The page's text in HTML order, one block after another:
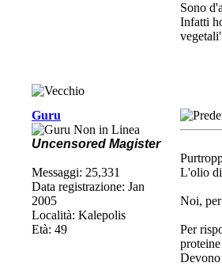
Sono
Infatti
Guru
Uncensored Magister
Messaggi: 25,331
Data registrazione: Jan
2005
Località: Kalepolis
Età: 49
L'olio di
Noi,
Per